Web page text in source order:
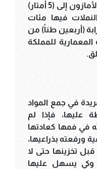
الأنواع التي تعيش في غابات الأمازون إلى (5 أمتار)
تُنشئ النملات فيها مئات
(أربعين طناً) من
المعمارية للمملكة
في جمع المواد
عليها، فإذا لم
في فمها كعادتها
ورفعته بذراعيها،
تخزينها حتى لا
وكي يسهل عليها